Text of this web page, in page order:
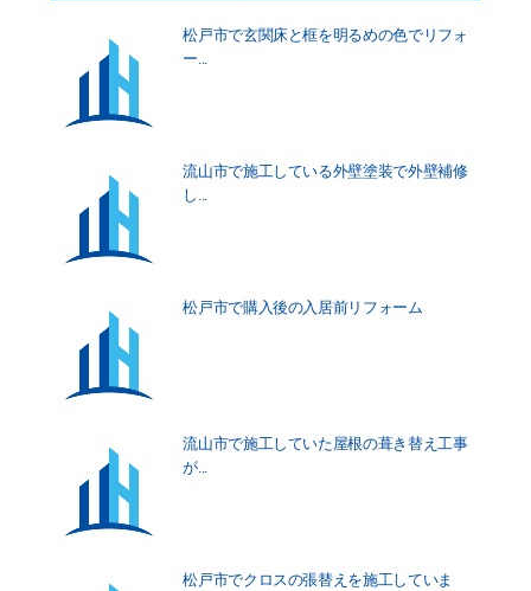
松戸市で玄関床と框を明るめの色でリフォ
ー...
流山市で施工している外壁塗装で外壁補修
し...
松戸市で購入後の入居前リフォーム
流山市で施工していた屋根の葺き替え工事
が...
松戸市でクロスの張替えを施工していま